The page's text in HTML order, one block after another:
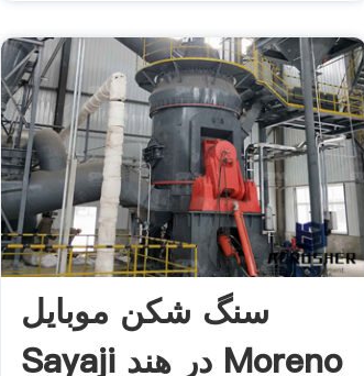
سنگ شکن موبایل
Sayaji در هند Moreno